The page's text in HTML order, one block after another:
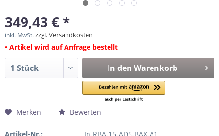
349,43 € *
inkl. MwSt.zzgl. Versandkosten
• Artikel wird auf Anfrage bestellt
In den Warenkorb
Merken Bewerten
Artikel-Nr.: In-RBA-15-AD5-BAX-A1